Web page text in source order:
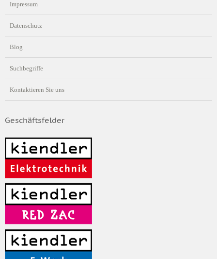
Impressum
Datenschutz
Blog
Suchbegriffe
Kontaktieren Sie uns
Geschäftsfelder